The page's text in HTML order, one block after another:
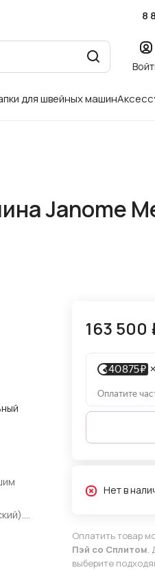
8
для швейных машин
Janome
163 500
Нет в
Оплатить товар
Пэй со Сплитом.
выберите